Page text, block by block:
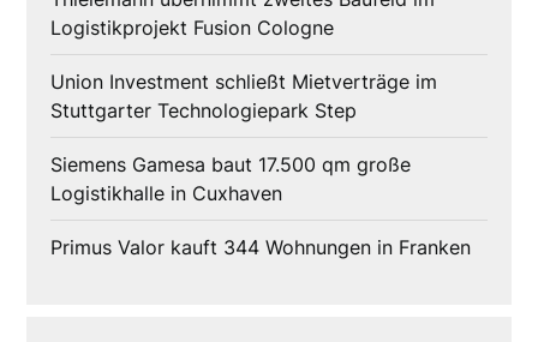
Logistikprojekt Fusion Cologne
Union Investment schließt Mietverträge im
Stuttgarter Technologiepark Step
Siemens Gamesa baut 17.500 qm große
Logistikhalle in Cuxhaven
Primus Valor kauft 344 Wohnungen in Franken